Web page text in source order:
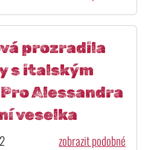
prozradila
s italským
Alessandra
veselka
zobrazit podobné